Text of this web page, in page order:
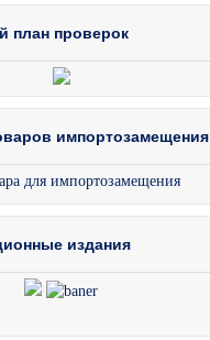
план проверок
импортозамещения
издания